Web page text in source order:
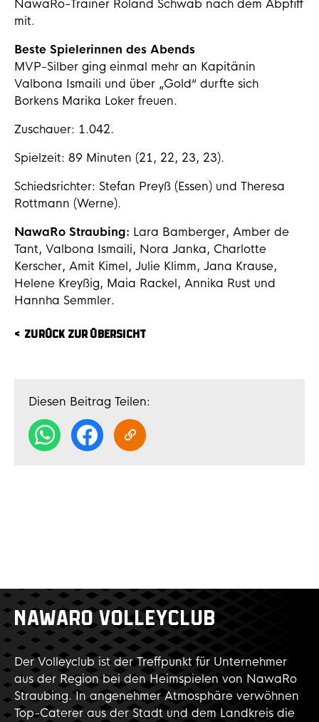
NawaRo-Trainer Roland Schwab nach dem Abpfiff
mit.
Beste Spielerinnen des Abends
MVP-Silber ging einmal mehr an Kapitänin
Valbona Ismaili und über „Gold“ durfte sich
Borkens Marika Loker freuen.
Zuschauer: 1.042.
Spielzeit: 89 Minuten (21, 22, 23, 23).
Schiedsrichter: Stefan Preyß (Essen) und Theresa
Rottmann (Werne).
NawaRo Straubing: Lara Bamberger, Amber de
Tant, Valbona Ismaili, Nora Janka, Charlotte
Kerscher, Amit Kimel, Julie Klimm, Jana Krause,
Helene Kreyßig, Maia Rackel, Annika Rust und
Hannha Semmler.
ZURÜCK ZUR ÜBERSICHT
Diesen Beitrag Teilen:
NAWARO VOLLEYCLUB
Der Volleyclub ist der Treffpunkt für Unternehmer
aus der Region bei den Heimspielen von NawaRo
Straubing. In angenehmer Atmosphäre verwöhnen
Top-Caterer aus der Stadt und dem Landkreis die